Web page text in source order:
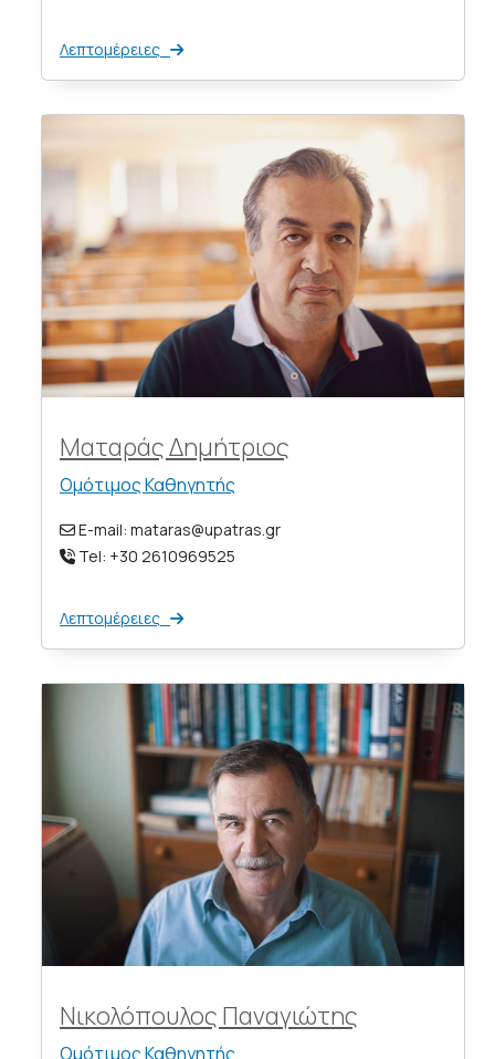
Λεπτομέρειες
Ματαράς Δημήτριος
Ομότιμος Καθηγητής
E-mail: mataras@upatras.gr
Tel: +30 2610969525
Λεπτομέρειες
Νικολόπουλος Παναγιώτης
Ομότιμος Καθηγητής